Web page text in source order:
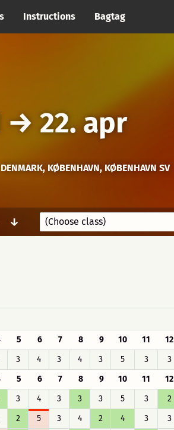
Instructions Bagtag
→ 22. apr
DENMARK, KØBENHAVN, KØBENHAVN SV
↓
5 6 7 8 9 10 11 12
3 4 3 4 3 5 3 3
5 6 7 8 9 10 11 12
3 4 3 3 3 5 3 2
2 5 3 4 2 4 3 3